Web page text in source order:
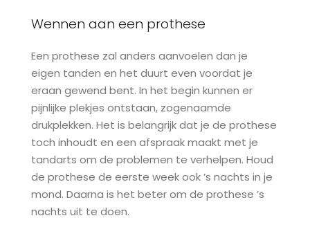
Wennen aan een prothese
Een prothese zal anders aanvoelen dan je
eigen tanden en het duurt even voordat je
eraan gewend bent. In het begin kunnen er
pijnlijke plekjes ontstaan, zogenaamde
drukplekken. Het is belangrijk dat je de prothese
toch inhoudt en een afspraak maakt met je
tandarts om de problemen te verhelpen. Houd
de prothese de eerste week ook ’s nachts in je
mond. Daarna is het beter om de prothese ’s
nachts uit te doen.